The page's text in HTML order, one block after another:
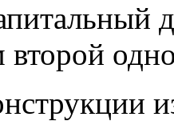
второй